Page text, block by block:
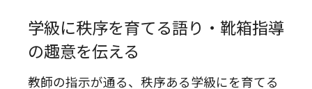
学級に秩序を育てる語り・靴箱指導
の趣意を伝える
教師の指示が通る、秩序ある学級にを育てる